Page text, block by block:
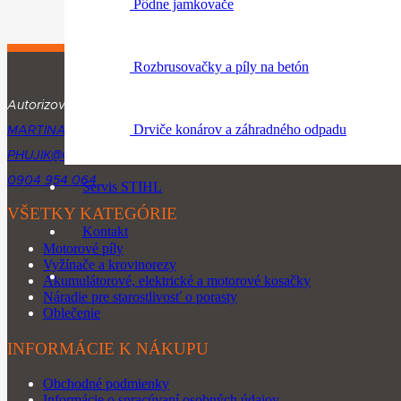
Pôdne jamkovače
Rozbrusovačky a píly na betón
Drviče konárov a záhradného odpadu
Servis STIHL
Kontakt
Autorizovaný predajca produktov značky STIHL.
MARTINA RÁZUSA 1134, 010 01 ŽILINA
PHUJIK@GMAIL.COM
0904 954 064
VŠETKY KATEGÓRIE
Motorové píly
Vyžínače a krovinorezy
Akumulátorové, elektrické a motorové kosačky
Náradie pre starostlivosť o porasty
Oblečenie
INFORMÁCIE K NÁKUPU
Obchodné podmienky